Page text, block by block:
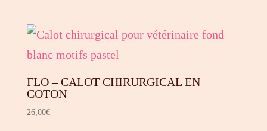
FLO – CALOT CHIRURGICAL EN
COTON
26,00€